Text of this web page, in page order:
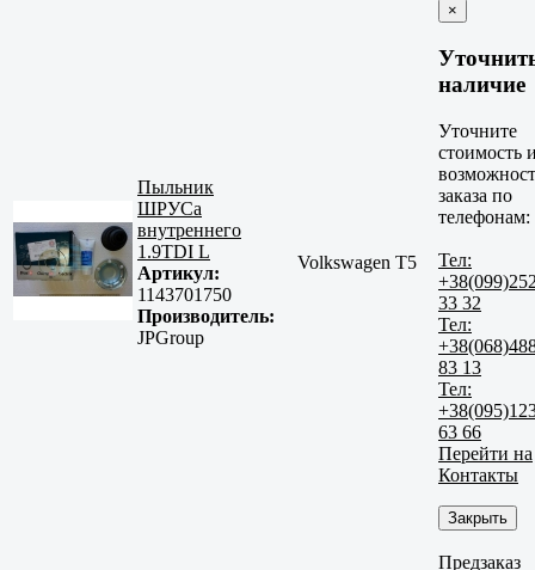
Пыльник
ШРУСа
внутреннего
1.9TDI L
Артикул:
1143701750
Производитель:
JPGroup
Volkswagen T5
×
наличие
Уточните
стоимость
заказа по
телефонам:
Тел:
33 32
Тел:
83 13
Тел:
63 66
Перейти на
Контакты
Закрыть
Предзаказ